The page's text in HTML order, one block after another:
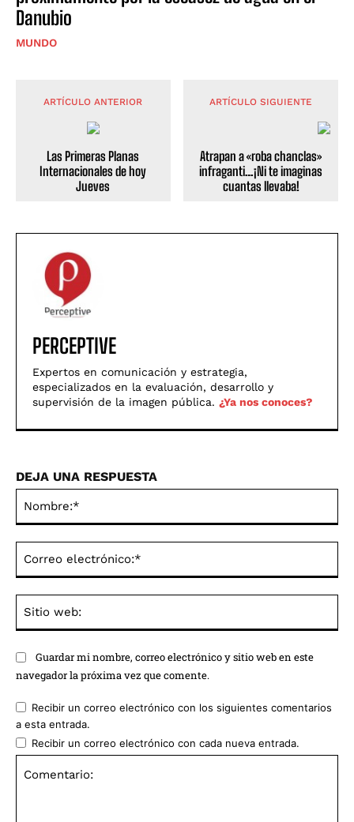
Danubio
MUNDO
ARTÍCULO ANTERIOR
Las Primeras Planas
Internacionales de hoy
Jueves
ARTÍCULO SIGUIENTE
Atrapan a «roba chanclas»
infraganti…¡Ni te imaginas
cuantas llevaba!
PERCEPTIVE
Expertos en comunicación y estrategia,
especializados en la evaluación, desarrollo y
supervisión de la imagen pública. ¿Ya nos conoces?
DEJA UNA RESPUESTA
Guardar mi nombre, correo electrónico y sitio web en este
navegador la próxima vez que comente.
Recibir un correo electrónico con los siguientes comentarios
a esta entrada.
Recibir un correo electrónico con cada nueva entrada.